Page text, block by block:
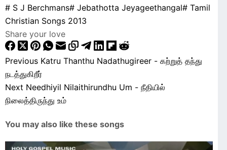
# S J Berchmans# Jebathotta Jeyageethangal# Tamil
Christian Songs 2013
Share your love
Previous Katru Thanthu Nadathugireer - கற்றுத் தந்து
நடத்துகிறீர்
Next Needhiyil Nilaithirundhu Um - நீதியில்
நிலைத்திருந்து உம்
You may also like these songs